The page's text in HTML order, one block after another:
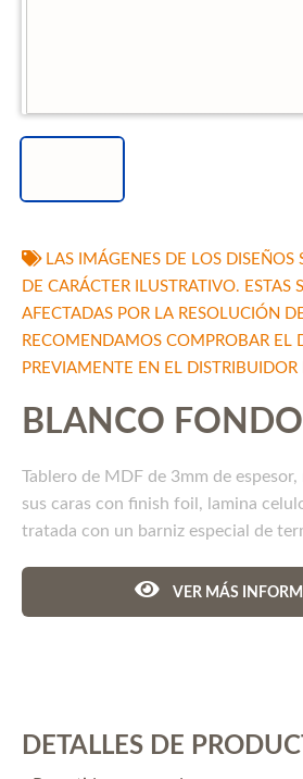
LAS IMÁGENES DE LOS DISEÑOS
DE CARÁCTER ILUSTRATIVO. ESTAS
AFECTADAS POR LA RESOLUCIÓN
RECOMENDAMOS COMPROBAR EL
PREVIAMENTE EN EL
BLANCO FONDO
Tablero de MDF de 3mm de
sus caras con finish foil, lamina
tratada con un barniz especial de
VER MÁS
DETALLES DE